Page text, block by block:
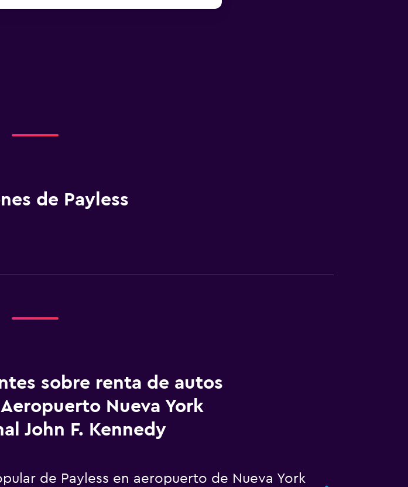
de Payless
sobre renta de autos
Nueva York
John F. Kennedy
de Payless en aeropuerto de Nueva York